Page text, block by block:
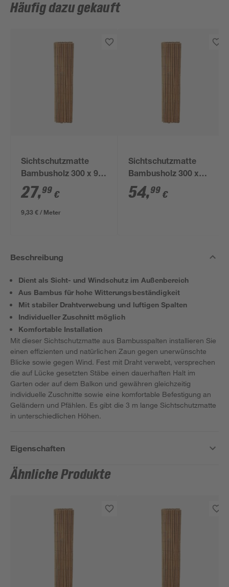
Häufig dazu gekauft
Sichtschutzmatte
Bambusholz 300 x 90
cm
27,99 €
9,33 € / Meter
Sichtschutzmatte
Bambusholz 300 x
180 cm
54,99 €
Beschreibung
Dient als Sicht- und Windschutz im Außenbereich
Aus Bambus für hohe Witterungsbeständigkeit
Mit stabiler Drahtverwebung und luftigen Spalten
Individueller Zuschnitt möglich
Komfortable Installation
Mit dieser Sichtschutzmatte aus Bambusspalten installieren Sie
einen effizienten und natürlichen Zaun gegen unerwünschte
Blicke sowie gegen Wind. Fest mit Draht verwebt, versprechen
die auf Lücke gesetzten Stäbe einen dauerhaften Halt im
Garten oder auf dem Balkon und gewähren gleichzeitig
individuelle Zuschnitte sowie eine komfortable Befestigung an
Geländern und Pfählen. Es gibt die 3 m lange Sichtschutzmatte
in unterschiedlichen Höhen.
Eigenschaften
Ähnliche Produkte